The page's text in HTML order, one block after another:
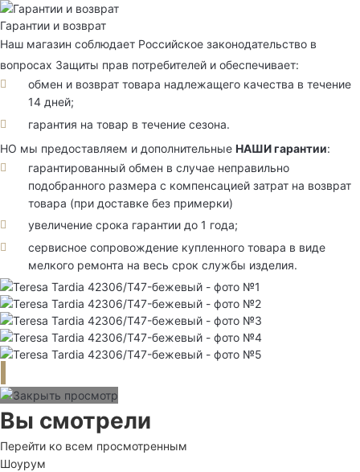
Гарантии и возврат
Наш магазин соблюдает Российское законодательство в
вопросах Защиты прав потребителей и обеспечивает:
обмен и возврат товара надлежащего качества в течение
14 дней;
гарантия на товар в течение сезона.
НО мы предоставляем и дополнительные НАШИ гарантии:
гарантированный обмен в случае неправильно
подобранного размера с компенсацией затрат на возврат
товара (при доставке без примерки)
увеличение срока гарантии до 1 года;
сервисное сопровождение купленного товара в виде
мелкого ремонта на весь срок службы изделия.
Вы смотрели
Перейти ко всем просмотренным
Шоурум